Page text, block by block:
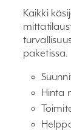
Kaikki
paketissa.
Hinta